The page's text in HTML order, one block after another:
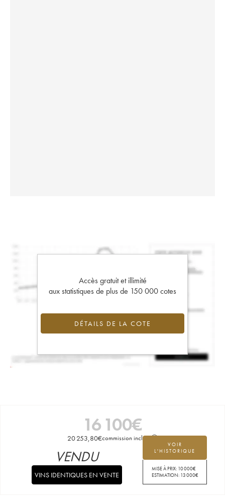
Accès gratuit et illimité
aux statistiques de plus de 150 000 cotes
DÉTAILS DE LA COTE
16 100€
20 253,80€commission incluse
VOIR
L'HISTORIQUE
MISE À PRIX: 10 000€
ESTIMATION: 13 000€
VENDU
VINS IDENTIQUES EN VENTE